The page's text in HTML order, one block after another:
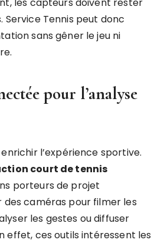
les capteurs doivent rester
Tennis peut donc
sans gêner le jeu ni
pour l’analyse
l’expérience sportive.
court de tennis
porteurs de projet
caméras pour filmer les
les gestes ou diffuser
effet, ces outils intéressent les